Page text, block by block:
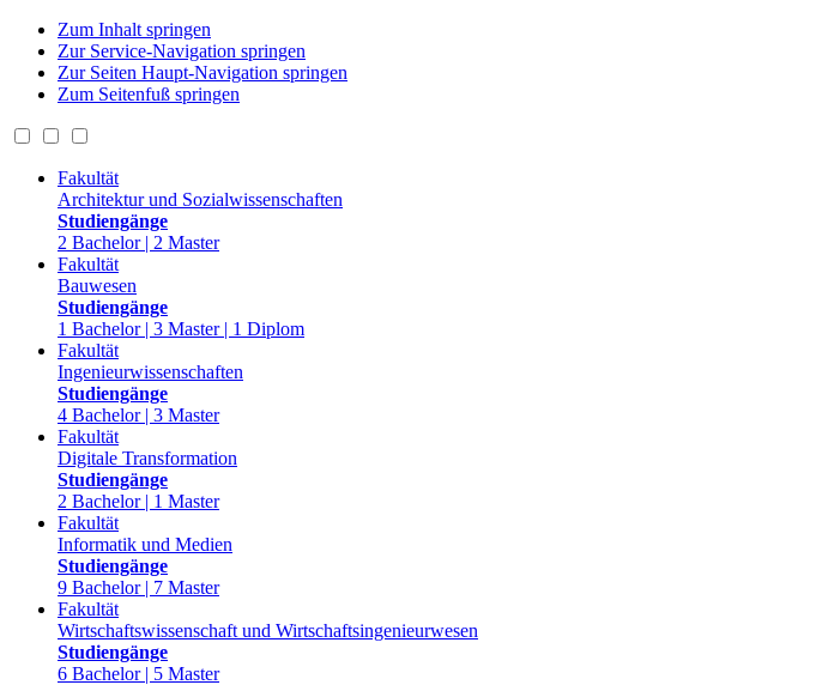
Zum Inhalt springen
Zur Service-Navigation springen
Zur Seiten Haupt-Navigation springen
Zum Seitenfuß springen
Fakultät
Architektur und Sozialwissenschaften
Studiengänge
2 Bachelor | 2 Master
Fakultät
Bauwesen
Studiengänge
1 Bachelor | 3 Master | 1 Diplom
Fakultät
Ingenieurwissenschaften
Studiengänge
4 Bachelor | 3 Master
Fakultät
Digitale Transformation
Studiengänge
2 Bachelor | 1 Master
Fakultät
Informatik und Medien
Studiengänge
9 Bachelor | 7 Master
Fakultät
Wirtschaftswissenschaft und Wirtschaftsingenieurwesen
Studiengänge
6 Bachelor | 5 Master